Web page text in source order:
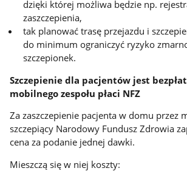
dzięki której możliwa będzie np.
zaszczepienia,
tak planować trasę przejazdu i
do minimum ograniczyć ryzyko
szczepionek.
Szczepienie dla pacjentów jest
mobilnego zespołu płaci NFZ
Za zaszczepienie pacjenta w domu przez
szczepiący Narodowy Fundusz Zdrowia
cena za podanie jednej dawki.
Mieszczą się w niej koszty: